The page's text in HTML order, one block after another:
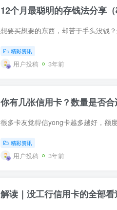
12个月最聪明的存钱法分享
精彩资讯
用户投稿 3年前
你有几张信用卡？数量是否合
精彩资讯
用户投稿 3年前
解读｜没工行信用卡的全部